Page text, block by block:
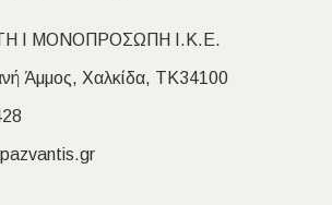
Ι ΜΟΝΟΠΡΟΣΩΠΗ Ι.Κ.Ε.
Άμμος, Χαλκίδα, ΤΚ34100